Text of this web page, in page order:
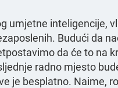
umjetne inteligencije,
Budući da
da će to na
radno mjesto
je besplatno. Naime,